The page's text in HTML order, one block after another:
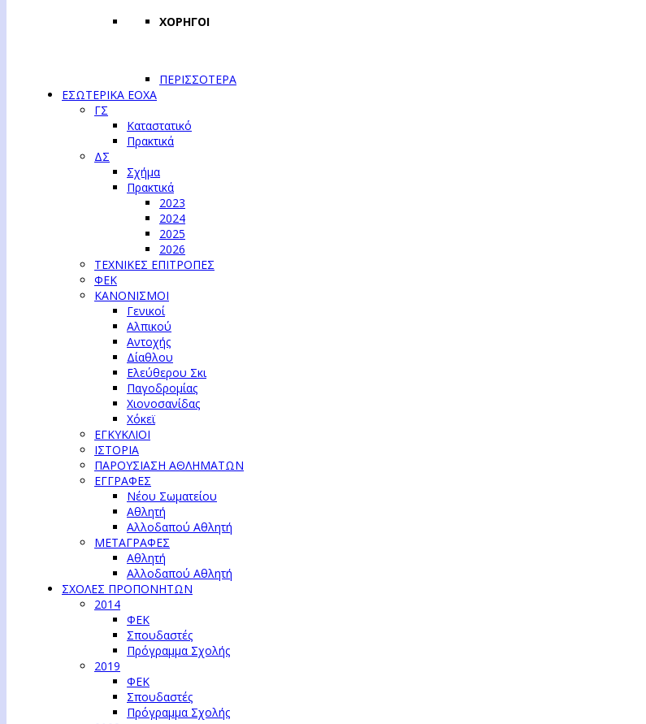
ΧΟΡΗΓΟΙ
ΠΕΡΙΣΣΟΤΕΡΑ
ΕΣΩΤΕΡΙΚΑ ΕΟΧΑ
ΓΣ
Καταστατικό
Πρακτικά
ΔΣ
Σχήμα
Πρακτικά
2023
2024
2025
2026
ΤΕΧΝΙΚΕΣ ΕΠΙΤΡΟΠΕΣ
ΦΕΚ
ΚΑΝΟΝΙΣΜΟΙ
Γενικοί
Αλπικού
Αντοχής
Δίαθλου
Ελεύθερου Σκι
Παγοδρομίας
Χιονοσανίδας
Χόκεϊ
ΕΓΚΥΚΛΙΟΙ
ΙΣΤΟΡΙΑ
ΠΑΡΟΥΣΙΑΣΗ ΑΘΛΗΜΑΤΩΝ
ΕΓΓΡΑΦΕΣ
Νέου Σωματείου
Αθλητή
Αλλοδαπού Αθλητή
ΜΕΤΑΓΡΑΦΕΣ
Αθλητή
Αλλοδαπού Αθλητή
ΣΧΟΛΕΣ ΠΡΟΠΟΝΗΤΩΝ
2014
ΦΕΚ
Σπουδαστές
Πρόγραμμα Σχολής
2019
ΦΕΚ
Σπουδαστές
Πρόγραμμα Σχολής